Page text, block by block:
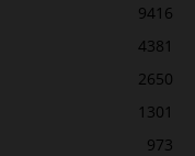
9416
4381
2650
1301
973